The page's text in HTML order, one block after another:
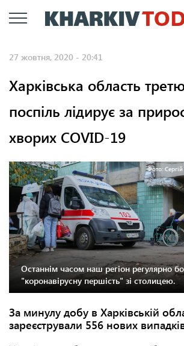
Перейти
до
27 жовтня, 2020 - 20:41
Харківська область
поспіль лідирує за
хворих COVID-19
Фото:
Останнім часом наш регіон регулярно
"коронавірусну першість" зі столицею.
За минулу добу в Харківській
зареєстрували 556 нових